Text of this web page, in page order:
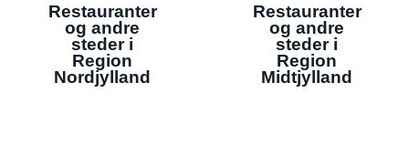
Restauranter
og andre
steder i
Region
Nordjylland
Restauranter
og andre
steder i
Region
Midtjylland